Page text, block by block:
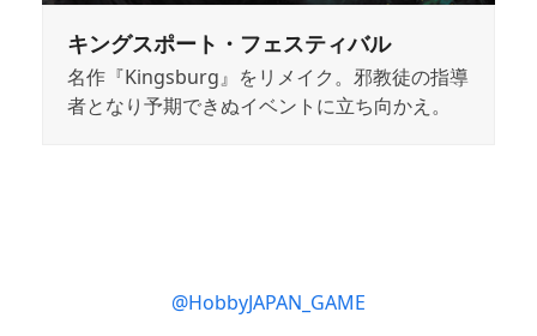
キングスポート・フェスティバル
名作『Kingsburg』をリメイク。邪教徒の指導
者となり予期できぬイベントに立ち向かえ。
@HobbyJAPAN_GAME